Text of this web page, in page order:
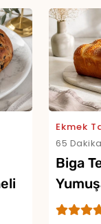
Ekmek
65 Dakika
Biga